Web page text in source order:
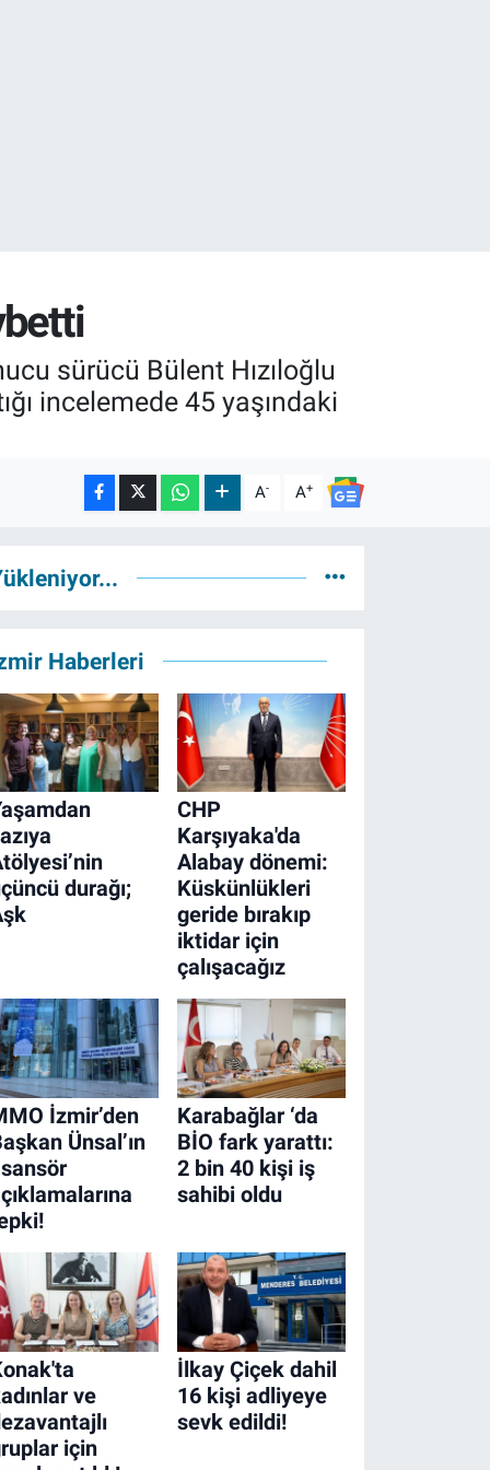
sürücü Bülent Hızıloğlu
incelemede 45 yaşındaki
A- A+
Haberleri
durağı;
CHP
Karşıyaka'da
Alabay dönemi:
Küskünlükleri
geride bırakıp
iktidar için
çalışacağız
İzmir’den
Ünsal’ın
Karabağlar ‘da
BİO fark yarattı:
2 bin 40 kişi iş
sahibi oldu
ve
için
İlkay Çiçek dahil
16 kişi adliyeye
sevk edildi!